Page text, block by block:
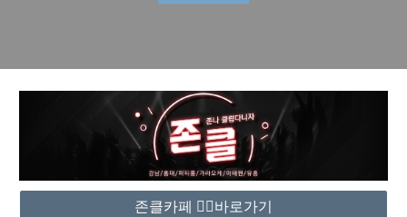
존클카페 ❤️‍🔥바로가기